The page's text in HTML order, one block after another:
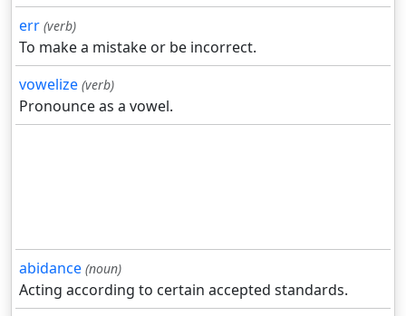
err (verb)
To make a mistake or be incorrect.
vowelize (verb)
Pronounce as a vowel.
abidance (noun)
Acting according to certain accepted standards.